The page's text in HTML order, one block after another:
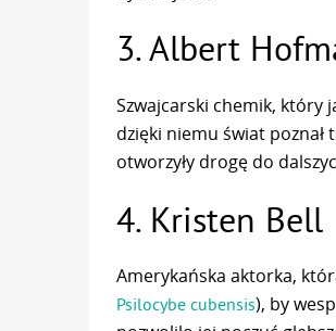
3. Albert
Szwajcarski chemik, który
dzięki niemu świat poznał
otworzyły drogę do
4. Kristen Bell
Amerykańska aktorka,
Psilocybe cubensis), by